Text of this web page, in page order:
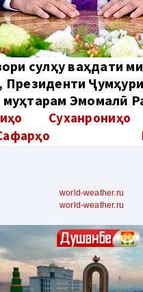
сулҳу ваҳдати
Президенти
муҳтарам Эмомалӣ
Суханрониҳо
world-weather.ru
world-weather.ru